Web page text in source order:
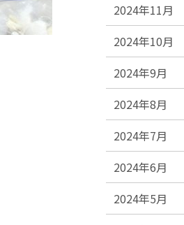
2024年11月
2024年10月
2024年9月
2024年8月
2024年7月
2024年6月
2024年5月